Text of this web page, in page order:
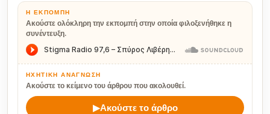
Η ΕΚΠΟΜΠΉ
Ακούστε ολόκληρη την εκπομπή στην οποία φιλοξενήθηκε η
συνέντευξη.
ΗΧΗΤΙΚΉ ΑΝΆΓΝΩΣΗ
Ακούστε το κείμενο του άρθρου που ακολουθεί.
▶Ακούστε το άρθρο